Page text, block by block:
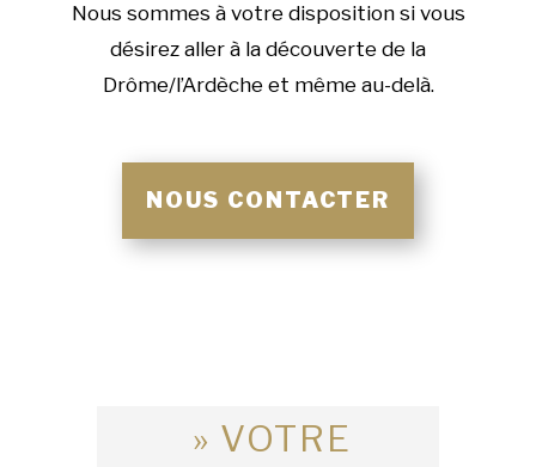
Nous sommes à votre disposition si vous
désirez aller à la découverte de la
Drôme/l’Ardèche et même au-delà.
NOUS CONTACTER
» VOTRE